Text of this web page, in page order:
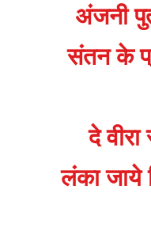
अंजनी
संतन के
दे
लंका जाये